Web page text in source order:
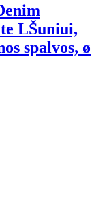
LŠuniui,
spalvos, ø